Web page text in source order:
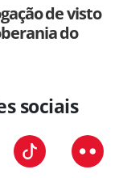
de visto
do
sociais